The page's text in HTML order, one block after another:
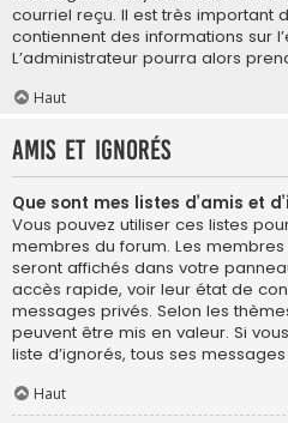
courriel reçu. Il est très important
contiennent des informations sur
L’administrateur pourra alors
Haut
Amis et ignorés
Que sont mes listes d’amis et
Vous pouvez utiliser ces listes
membres du forum. Les
seront affichés dans votre
accès rapide, voir leur état de
messages privés. Selon les
peuvent être mis en valeur. Si
liste d’ignorés, tous ses
Haut